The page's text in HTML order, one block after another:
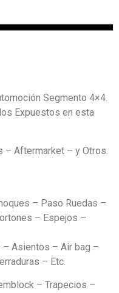
Segmento 4×4.
Expuestos en esta
– Aftermarket – y Otros.
– Paso Ruedas –
– Espejos –
Asientos – Air bag –
– Etc.
– Trapecios –